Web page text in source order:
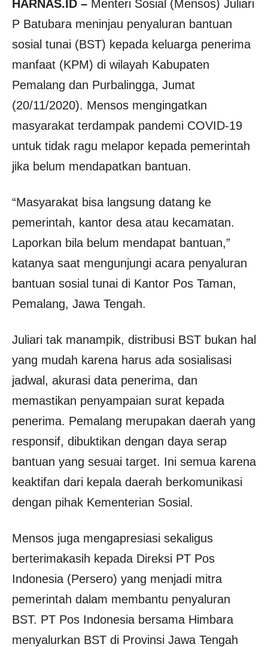
HARNAS.ID – Menteri Sosial (Mensos) Juliari
P Batubara meninjau penyaluran bantuan
sosial tunai (BST) kepada keluarga penerima
manfaat (KPM) di wilayah Kabupaten
Pemalang dan Purbalingga, Jumat
(20/11/2020). Mensos mengingatkan
masyarakat terdampak pandemi COVID-19
untuk tidak ragu melapor kepada pemerintah
jika belum mendapatkan bantuan.
“Masyarakat bisa langsung datang ke
pemerintah, kantor desa atau kecamatan.
Laporkan bila belum mendapat bantuan,”
katanya saat mengunjungi acara penyaluran
bantuan sosial tunai di Kantor Pos Taman,
Pemalang, Jawa Tengah.
Juliari tak manampik, distribusi BST bukan hal
yang mudah karena harus ada sosialisasi
jadwal, akurasi data penerima, dan
memastikan penyampaian surat kepada
penerima. Pemalang merupakan daerah yang
responsif, dibuktikan dengan daya serap
bantuan yang sesuai target. Ini semua karena
keaktifan dari kepala daerah berkomunikasi
dengan pihak Kementerian Sosial.
Mensos juga mengapresiasi sekaligus
berterimakasih kepada Direksi PT Pos
Indonesia (Persero) yang menjadi mitra
pemerintah dalam membantu penyaluran
BST. PT Pos Indonesia bersama Himbara
menyalurkan BST di Provinsi Jawa Tengah